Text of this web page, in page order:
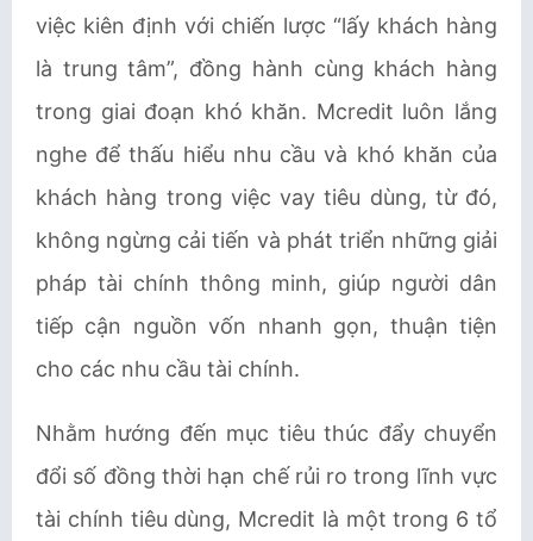
việc kiên định với chiến lược “lấy khách hàng
là trung tâm”, đồng hành cùng khách hàng
trong giai đoạn khó khăn. Mcredit luôn lắng
nghe để thấu hiểu nhu cầu và khó khăn của
khách hàng trong việc vay tiêu dùng, từ đó,
không ngừng cải tiến và phát triển những giải
pháp tài chính thông minh, giúp người dân
tiếp cận nguồn vốn nhanh gọn, thuận tiện
cho các nhu cầu tài chính.
Nhằm hướng đến mục tiêu thúc đẩy chuyển
đổi số đồng thời hạn chế rủi ro trong lĩnh vực
tài chính tiêu dùng, Mcredit là một trong 6 tổ